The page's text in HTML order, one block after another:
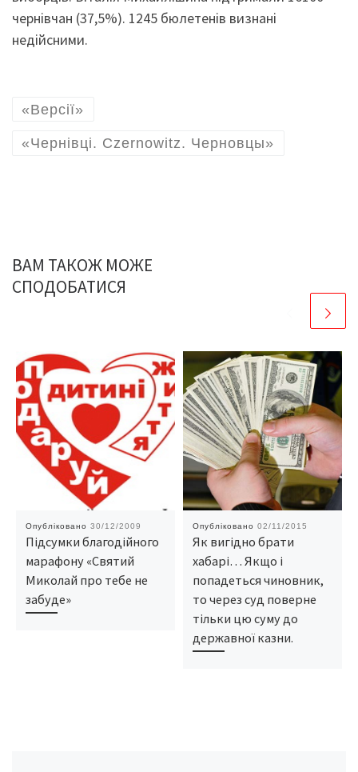
чернівчан (37,5%). 1245 бюлетенів визнані
недійсними.
«Версії»
«Чернівці. Czernowitz. Черновцы»
ВАМ ТАКОЖ МОЖЕ
СПОДОБАТИСЯ
Опубліковано 30/12/2009
Підсумки благодійного
марафону «Святий
Миколай про тебе не
забуде»
Опубліковано 02/11/2015
Як вигідно брати
хабарі… Якщо і
попадеться чиновник,
то через суд поверне
тільки цю суму до
державної казни.